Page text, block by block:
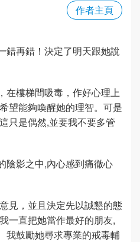
作者主頁
錯再錯！決定了明天跟她說
在樓梯間吸毒，作好心理上
望能夠喚醒她的理智。可是
只是偶然,並要我不要多管
陰影之中,內心感到痛徹心
見，並且決定先以誠懇的態
一直把她當作最好的朋友,
我鼓勵她尋求專業的戒毒輔